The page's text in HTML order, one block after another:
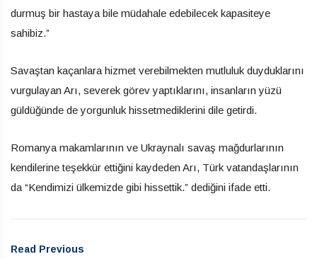
durmuş bir hastaya bile müdahale edebilecek kapasiteye
sahibiz.”
Savaştan kaçanlara hizmet verebilmekten mutluluk duyduklarını
vurgulayan Arı, severek görev yaptıklarını, insanların yüzü
güldüğünde de yorgunluk hissetmediklerini dile getirdi.
Romanya makamlarının ve Ukraynalı savaş mağdurlarının
kendilerine teşekkür ettiğini kaydeden Arı, Türk vatandaşlarının
da “Kendimizi ülkemizde gibi hissettik.” dediğini ifade etti.
Read Previous